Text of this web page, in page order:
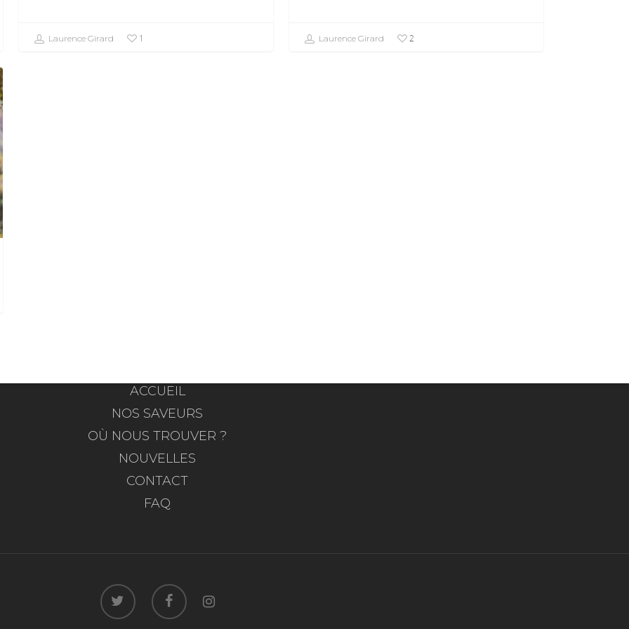
Laurence Girard 1 Laurence Girard 2
ACCUEIL
NOS SAVEURS
OÙ NOUS TROUVER ?
NOUVELLES
CONTACT
FAQ